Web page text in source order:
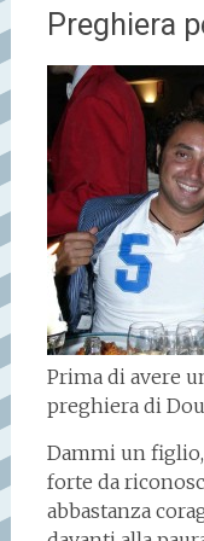
Preghiera
Prima di avere
preghiera di
Dammi un figlio,
forte da
abbastanza